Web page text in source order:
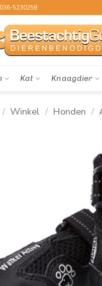
5230258
Kat Knaagdier
/ Winkel / Honden /